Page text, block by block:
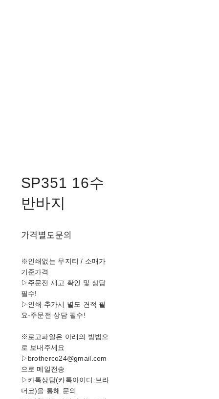
SP351 16수
반바지
가격별도문의
※인쇄없는 무지티 / 소매가
기준가격
▷주문전 재고 확인 및 상담
필수!
▷인쇄 추가시 별도 견적 필
요-주문전 상담 필수!
※로고파일은 아래의 방법으
로 보내주세요
▷brotherco24@gmail.com
으로 메일전송
▷카톡상담(카톡아이디:브라
더코)을 통해 문의